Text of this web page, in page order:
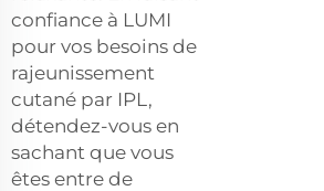
confiance à LUMI
pour vos besoins de
rajeunissement
cutané par IPL,
détendez-vous en
sachant que vous
êtes entre de